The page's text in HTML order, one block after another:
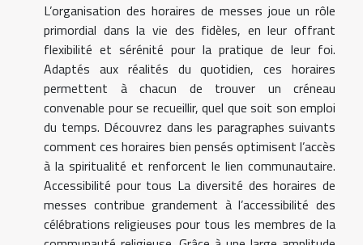
L’organisation des horaires de messes joue un rôle
primordial dans la vie des fidèles, en leur offrant
flexibilité et sérénité pour la pratique de leur foi.
Adaptés aux réalités du quotidien, ces horaires
permettent à chacun de trouver un créneau
convenable pour se recueillir, quel que soit son emploi
du temps. Découvrez dans les paragraphes suivants
comment ces horaires bien pensés optimisent l’accès
à la spiritualité et renforcent le lien communautaire.
Accessibilité pour tous La diversité des horaires de
messes contribue grandement à l’accessibilité des
célébrations religieuses pour tous les membres de la